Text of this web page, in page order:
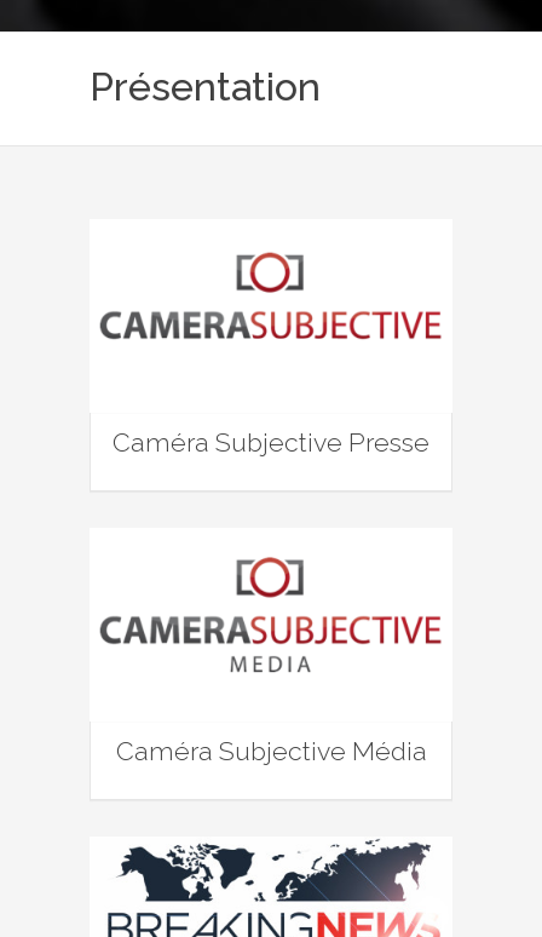
Présentation
Caméra Subjective Presse
Caméra Subjective Média